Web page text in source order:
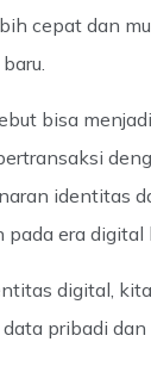
cepat dan
bisa
identitas
pada era digital
digital,
pribadi